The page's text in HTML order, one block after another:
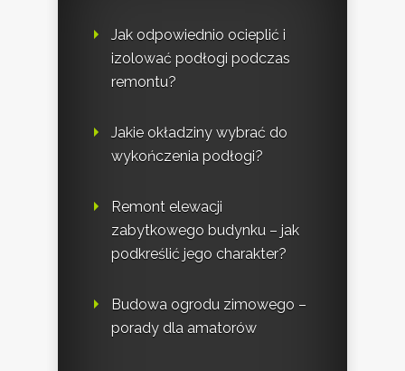
Jak odpowiednio ocieplić i
izolować podłogi podczas
remontu?
Jakie okładziny wybrać do
wykończenia podłogi?
Remont elewacji
zabytkowego budynku – jak
podkreślić jego charakter?
Budowa ogrodu zimowego –
porady dla amatorów